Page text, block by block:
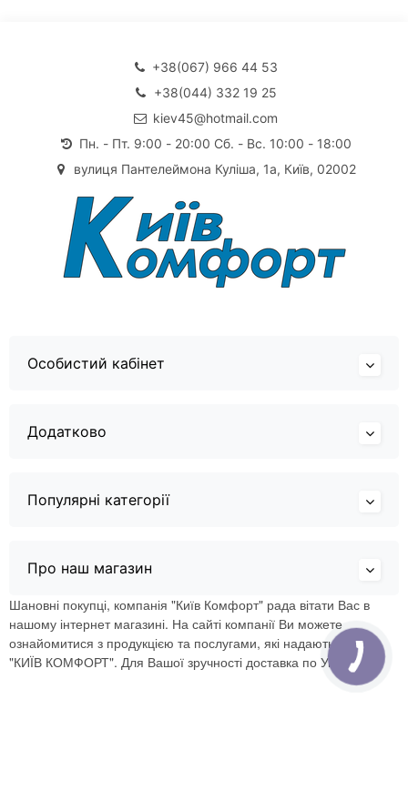
+38(067) 966 44 53
+38(044) 332 19 25
kiev45@hotmail.com
Пн. - Пт. 9:00 - 20:00 Сб. - Вс. 10:00 - 18:00
вулиця Пантелеймона Куліша, 1а, Київ, 02002
Особистий кабінет
Додатково
Популярні категорії
Про наш магазин
Шановні покупці, компанія "Київ Комфорт" рада вітати Вас в
нашому інтернет магазині. На сайті компанії Ви можете
ознайомитися з продукцією та послугами, які надаються ТОВ
"КИЇВ КОМФОРТ". Для Вашої зручності доставка по Україні.